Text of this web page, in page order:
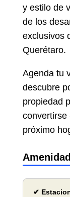
y estilo de
de los
exclusivos
Querétaro.
Agenda tu
descubre
propiedad
convertirse
próximo
✔